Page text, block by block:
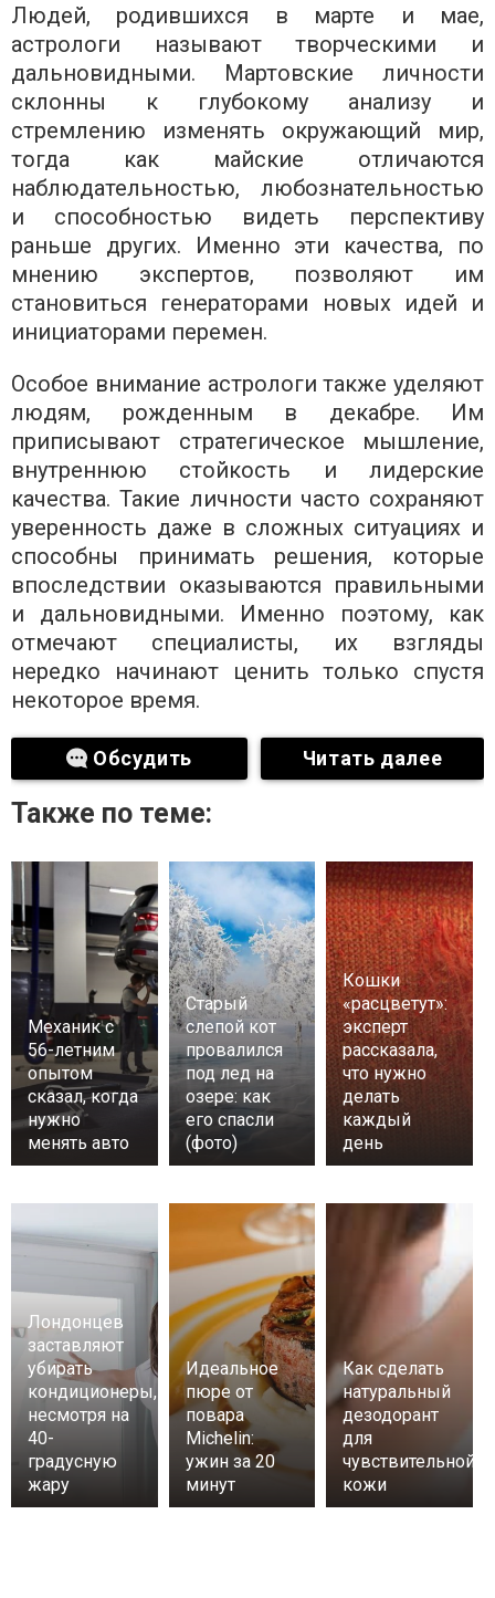
Людей, родившихся в марте и мае,
астрологи называют творческими и
дальновидными. Мартовские личности
склонны к глубокому анализу и
стремлению изменять окружающий мир,
тогда как майские отличаются
наблюдательностью, любознательностью
и способностью видеть перспективу
раньше других. Именно эти качества, по
мнению экспертов, позволяют им
становиться генераторами новых идей и
инициаторами перемен.
Особое внимание астрологи также уделяют
людям, рожденным в декабре. Им
приписывают стратегическое мышление,
внутреннюю стойкость и лидерские
качества. Такие личности часто сохраняют
уверенность даже в сложных ситуациях и
способны принимать решения, которые
впоследствии оказываются правильными
и дальновидными. Именно поэтому, как
отмечают специалисты, их взгляды
нередко начинают ценить только спустя
некоторое время.
Обсудить Читать далее
Также по теме:
Механик с
56-летним
опытом
сказал, когда
нужно
менять авто
Старый
слепой кот
провалился
под лед на
озере: как
его спасли
(фото)
Кошки
«расцветут»:
эксперт
рассказала,
что нужно
делать
каждый
день
Лондонцев
заставляют
убирать
кондиционеры,
несмотря на
40-
градусную
жару
Идеальное
пюре от
повара
Michelin:
ужин за 20
минут
Как сделать
натуральный
дезодорант
для
чувствительной
кожи